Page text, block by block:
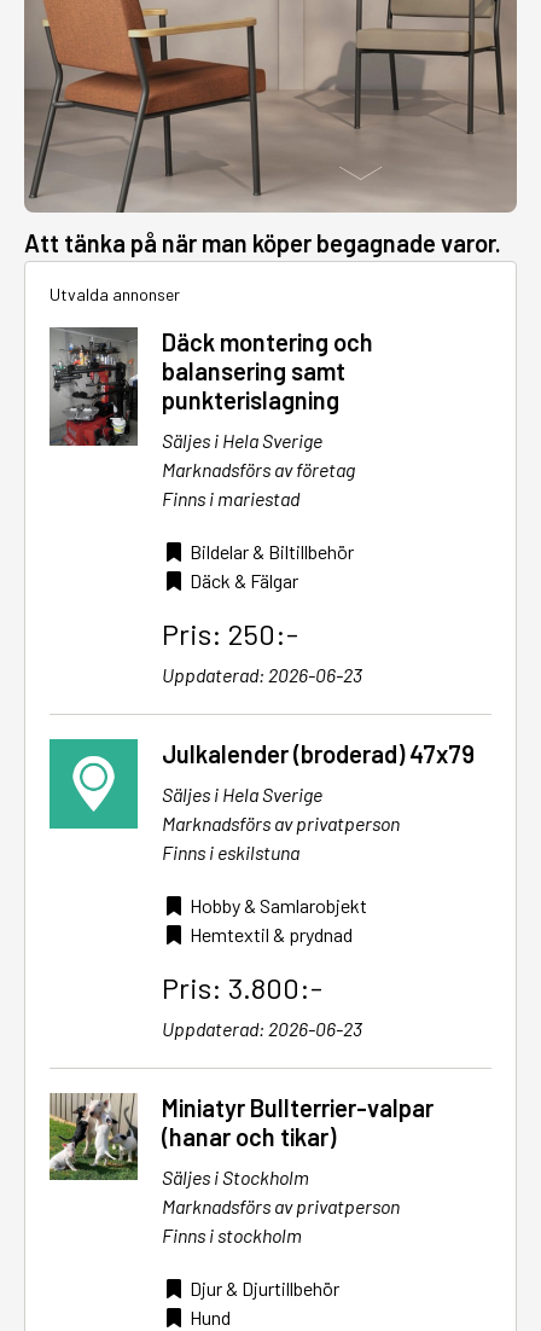
Att tänka på när man köper begagnade varor.
Utvalda annonser
Däck montering och
balansering samt
punkterislagning
Säljes i Hela Sverige
Marknadsförs av företag
Finns i mariestad
Bildelar & Biltillbehör
Däck & Fälgar
Pris: 250:-
Uppdaterad: 2026-06-23
Julkalender (broderad) 47x79
Säljes i Hela Sverige
Marknadsförs av privatperson
Finns i eskilstuna
Hobby & Samlarobjekt
Hemtextil & prydnad
Pris: 3.800:-
Uppdaterad: 2026-06-23
Miniatyr Bullterrier-valpar
(hanar och tikar)
Säljes i Stockholm
Marknadsförs av privatperson
Finns i stockholm
Djur & Djurtillbehör
Hund